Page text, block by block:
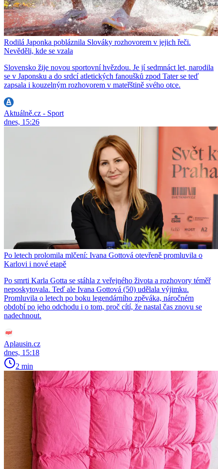
Rodilá Japonka pobláznila Slováky rozhovorem v jejich řeči.
Nevěděli, kde se vzala
Slovensko žije novou sportovní hvězdou. Je jí sedmnáct let, narodila
se v Japonsku a do srdcí atletických fanoušků zpod Tater se teď
zapsala i kouzelným rozhovorem v mateřštině svého otce.
Aktuálně.cz - Sport
dnes, 15:26
Po letech prolomila mlčení: Ivana Gottová otevřeně promluvila o
Karlovi i nové etapě
Po smrti Karla Gotta se stáhla z veřejného života a rozhovory téměř
neposkytovala. Teď ale Ivana Gottová (50) udělala výjimku.
Promluvila o letech po boku legendárního zpěváka, náročném
období po jeho odchodu i o tom, proč cítí, že nastal čas znovu se
nadechnout.
Aplausin.cz
dnes, 15:18
2 min